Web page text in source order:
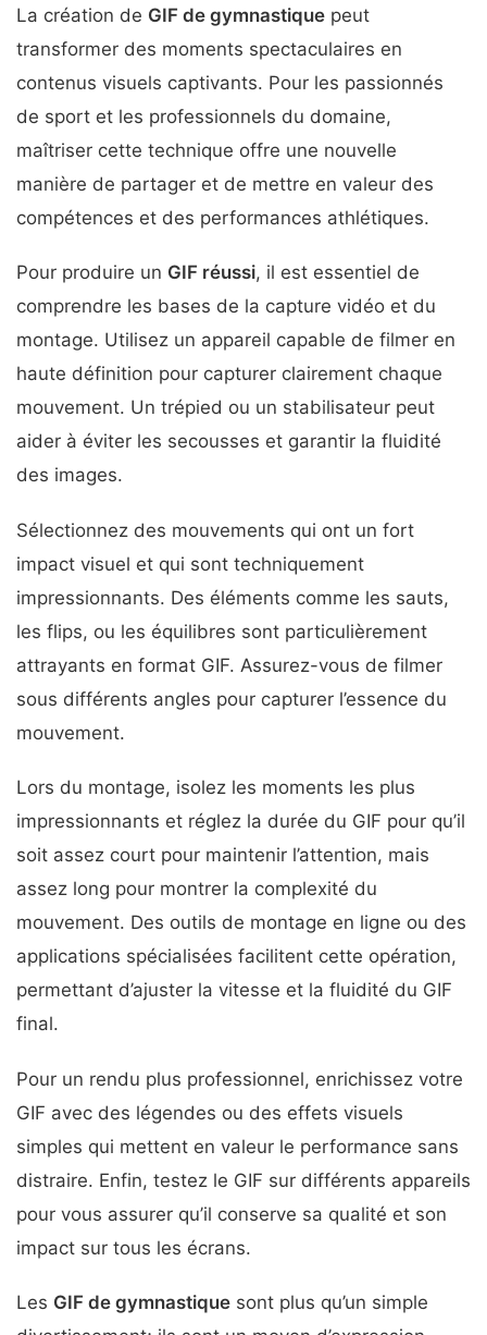
La création de GIF de gymnastique peut
transformer des moments spectaculaires en
contenus visuels captivants. Pour les passionnés
de sport et les professionnels du domaine,
maîtriser cette technique offre une nouvelle
manière de partager et de mettre en valeur des
compétences et des performances athlétiques.
Pour produire un GIF réussi, il est essentiel de
comprendre les bases de la capture vidéo et du
montage. Utilisez un appareil capable de filmer en
haute définition pour capturer clairement chaque
mouvement. Un trépied ou un stabilisateur peut
aider à éviter les secousses et garantir la fluidité
des images.
Sélectionnez des mouvements qui ont un fort
impact visuel et qui sont techniquement
impressionnants. Des éléments comme les sauts,
les flips, ou les équilibres sont particulièrement
attrayants en format GIF. Assurez-vous de filmer
sous différents angles pour capturer l’essence du
mouvement.
Lors du montage, isolez les moments les plus
impressionnants et réglez la durée du GIF pour qu’il
soit assez court pour maintenir l’attention, mais
assez long pour montrer la complexité du
mouvement. Des outils de montage en ligne ou des
applications spécialisées facilitent cette opération,
permettant d’ajuster la vitesse et la fluidité du GIF
final.
Pour un rendu plus professionnel, enrichissez votre
GIF avec des légendes ou des effets visuels
simples qui mettent en valeur le performance sans
distraire. Enfin, testez le GIF sur différents appareils
pour vous assurer qu’il conserve sa qualité et son
impact sur tous les écrans.
Les GIF de gymnastique sont plus qu’un simple